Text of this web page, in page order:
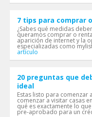
7 tips para comprar
¿Sabes qué medidas
queramos comprar o
aparición de internet y la
especializadas como
artículo
20 preguntas que
ideal
Estas listo para comenzar
comenzar a visitar casas
qué es exactamente lo
pre-aprobado para un